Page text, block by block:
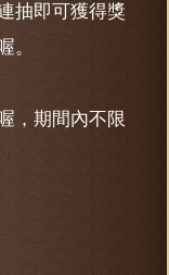
抽即可獲得獎
。
，期間內不限